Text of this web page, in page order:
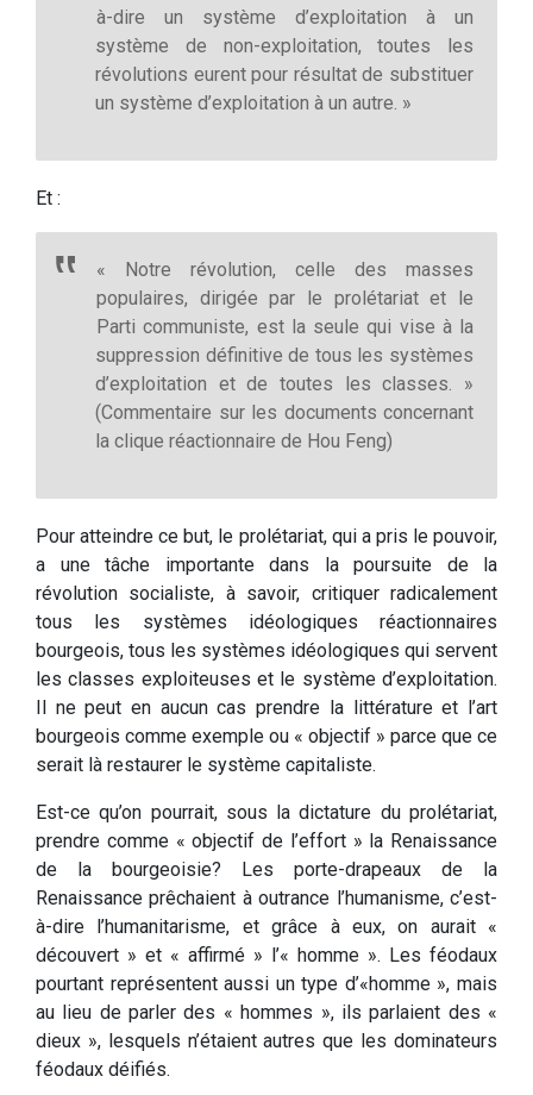
à-dire un système d’exploitation à un
système de non-exploitation, toutes les
révolutions eurent pour résultat de substituer
un système d’exploitation à un autre. »
Et :
« Notre révolution, celle des masses
populaires, dirigée par le prolétariat et le
Parti communiste, est la seule qui vise à la
suppression définitive de tous les systèmes
d’exploitation et de toutes les classes. »
(Commentaire sur les documents concernant
la clique réactionnaire de Hou Feng)
Pour atteindre ce but, le prolétariat, qui a pris le pouvoir,
a une tâche importante dans la poursuite de la
révolution socialiste, à savoir, critiquer radicalement
tous les systèmes idéologiques réactionnaires
bourgeois, tous les systèmes idéologiques qui servent
les classes exploiteuses et le système d’exploitation.
Il ne peut en aucun cas prendre la littérature et l’art
bourgeois comme exemple ou « objectif » parce que ce
serait là restaurer le système capitaliste.
Est-ce qu’on pourrait, sous la dictature du prolétariat,
prendre comme « objectif de l’effort » la Renaissance
de la bourgeoisie? Les porte-drapeaux de la
Renaissance prêchaient à outrance l’humanisme, c’est-
à-dire l’humanitarisme, et grâce à eux, on aurait «
découvert » et « affirmé » l’« homme ». Les féodaux
pourtant représentent aussi un type d’«homme », mais
au lieu de parler des « hommes », ils parlaient des «
dieux », lesquels n’étaient autres que les dominateurs
féodaux déifiés.